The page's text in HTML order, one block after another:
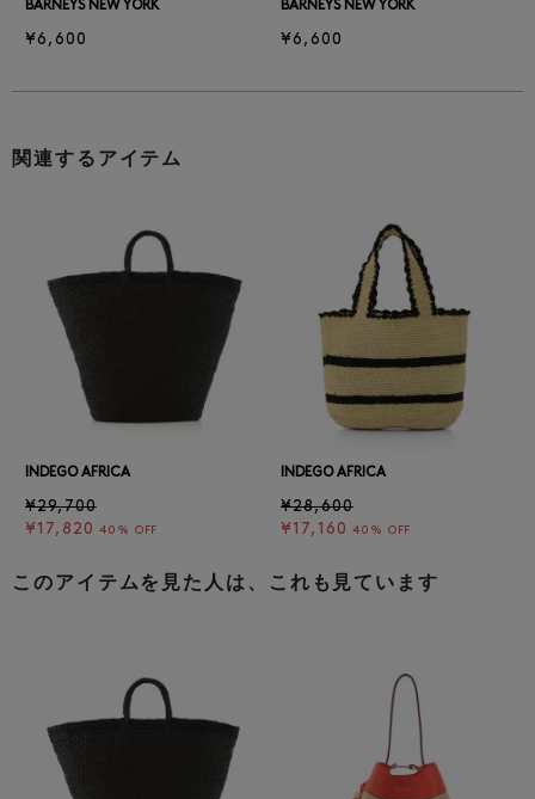
BARNEYS NEW YORK
¥6,600
BARNEYS NEW YORK
¥6,600
関連するアイテム
INDEGO AFRICA
¥29,700
¥17,820 40% OFF
INDEGO AFRICA
¥28,600
¥17,160 40% OFF
このアイテムを見た人は、これも見ています